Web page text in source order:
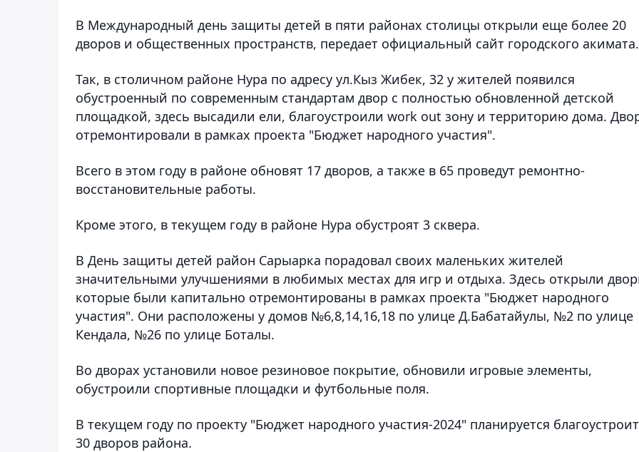
В Международный день защиты детей в пяти районах столицы открыли еще более 20
дворов и общественных пространств, передает официальный сайт городского акимата.
Так, в столичном районе Нура по адресу ул.Кыз Жибек, 32 у жителей появился
обустроенный по современным стандартам двор с полностью обновленной детской
площадкой, здесь высадили ели, благоустроили work out зону и территорию дома.
отремонтировали в рамках проекта "Бюджет народного участия".
Всего в этом году в районе обновят 17 дворов, а также в 65 проведут ремонтно-
восстановительные работы.
Кроме этого, в текущем году в районе Нура обустроят 3 сквера.
В День защиты детей район Сарыарка порадовал своих маленьких жителей
значительными улучшениями в любимых местах для игр и отдыха. Здесь открыли
которые были капитально отремонтированы в рамках проекта "Бюджет народного
участия". Они расположены у домов №6,8,14,16,18 по улице Д.Бабатайулы, №2 по улице
Кендала, №26 по улице Боталы.
Во дворах установили новое резиновое покрытие, обновили игровые элементы,
обустроили спортивные площадки и футбольные поля.
В текущем году по проекту "Бюджет народного участия-2024" планируется
30 дворов района.